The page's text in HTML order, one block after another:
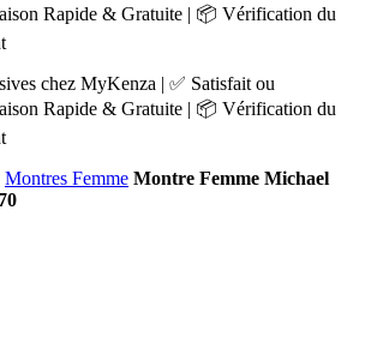
Rapide & Gratuite | 📦 Vérification du
chez MyKenza | ✅ Satisfait ou
Rapide & Gratuite | 📦 Vérification du
Montres Femme Montre Femme Michael